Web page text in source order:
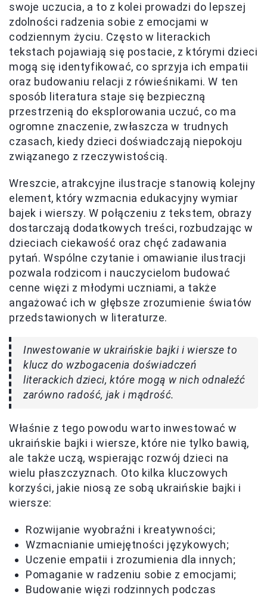
swoje uczucia, a to z kolei prowadzi do lepszej
zdolności radzenia sobie z emocjami w
codziennym życiu. Często w literackich
tekstach pojawiają się postacie, z którymi dzieci
mogą się identyfikować, co sprzyja ich empatii
oraz budowaniu relacji z rówieśnikami. W ten
sposób literatura staje się bezpieczną
przestrzenią do eksplorowania uczuć, co ma
ogromne znaczenie, zwłaszcza w trudnych
czasach, kiedy dzieci doświadczają niepokoju
związanego z rzeczywistością.
Wreszcie, atrakcyjne ilustracje stanowią kolejny
element, który wzmacnia edukacyjny wymiar
bajek i wierszy. W połączeniu z tekstem, obrazy
dostarczają dodatkowych treści, rozbudzając w
dzieciach ciekawość oraz chęć zadawania
pytań. Wspólne czytanie i omawianie ilustracji
pozwala rodzicom i nauczycielom budować
cenne więzi z młodymi uczniami, a także
angażować ich w głębsze zrozumienie światów
przedstawionych w literaturze.
Inwestowanie w ukraińskie bajki i wiersze to
klucz do wzbogacenia doświadczeń
literackich dzieci, które mogą w nich odnaleźć
zarówno radość, jak i mądrość.
Właśnie z tego powodu warto inwestować w
ukraińskie bajki i wiersze, które nie tylko bawią,
ale także uczą, wspierając rozwój dzieci na
wielu płaszczyznach. Oto kilka kluczowych
korzyści, jakie niosą ze sobą ukraińskie bajki i
wiersze:
Rozwijanie wyobraźni i kreatywności;
Wzmacnianie umiejętności językowych;
Uczenie empatii i zrozumienia dla innych;
Pomaganie w radzeniu sobie z emocjami;
Budowanie więzi rodzinnych podczas